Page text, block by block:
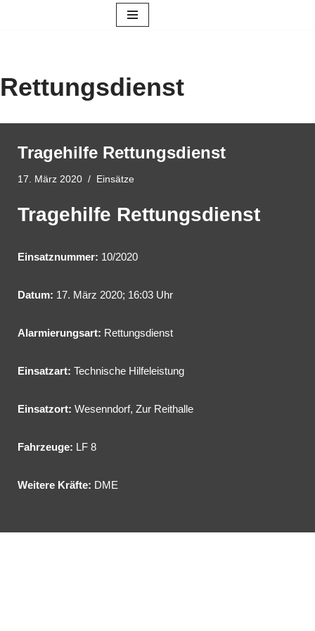
Rettungsdienst
Tragehilfe Rettungsdienst
17. März 2020 Einsätze
Tragehilfe Rettungsdienst
Einsatznummer: 10/2020
Datum: 17. März 2020; 16:03 Uhr
Alarmierungsart: Rettungsdienst
Einsatzart: Technische Hilfeleistung
Einsatzort: Wesenndorf, Zur Reithalle
Fahrzeuge: LF 8
Weitere Kräfte: DME